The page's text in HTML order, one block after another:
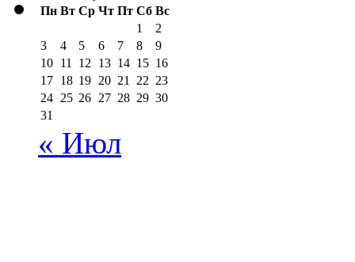
Пн Вт Ср Чт Пт Сб Вс
1
2
3
4 5 6 7 8
9
10 11 12 13 14 15 16
17 18 19 20 21 22 23
24 25 26 27 28 29 30
31
« Июл